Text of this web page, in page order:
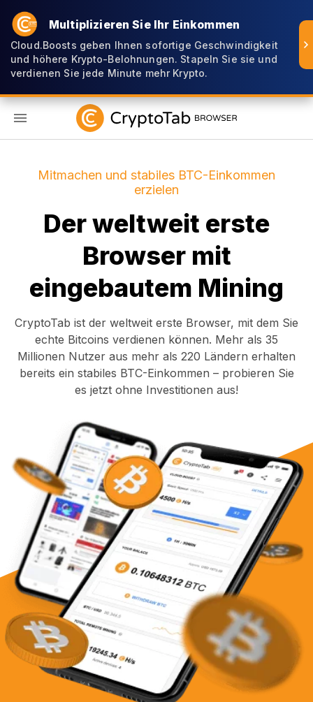
Multiplizieren Sie Ihr Einkommen
Cloud.Boosts geben Ihnen sofortige Geschwindigkeit
und höhere Krypto-Belohnungen. Stapeln Sie sie und
verdienen Sie jede Minute mehr Krypto.
Mitmachen und stabiles BTC-Einkommen
erzielen
Der weltweit erste
Browser mit
eingebautem Mining
CryptoTab ist der weltweit erste Browser, mit dem Sie
echte Bitcoins verdienen können. Mehr als 35
Millionen Nutzer aus mehr als 220 Ländern erhalten
bereits ein stabiles BTC-Einkommen – probieren Sie
es jetzt ohne Investitionen aus!